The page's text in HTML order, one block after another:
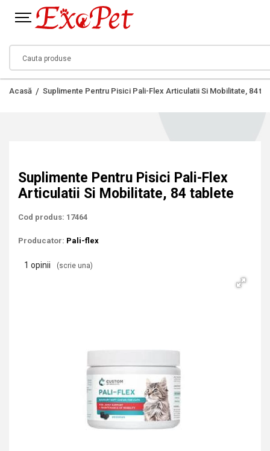
Acasă Suplimente Pentru Pisici Pali-Flex Articulatii Si Mobilitate, 84
Suplimente Pentru Pisici Pali-Flex
Articulatii Si Mobilitate, 84 tablete
Cod produs: 17464
Producator: Pali-flex
1 opinii (scrie una)